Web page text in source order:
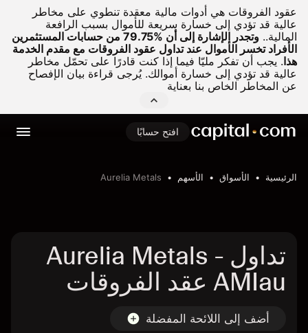
عقود الفروقات هي أدوات مالية معقدة تنطوي على مخاطر
عالية قد تؤدي إلى خسارة سريعة للأموال بسبب الرافعة
المالية..
وتجدر الإشارة إلى أن %79.75 من حسابات المستثمرين
الأفراد تخسر الأموال عند تداول عقود الفروقات مع مقدم الخدمة
هذا. يجب أن تفكر مليّا فيما إذا كنت قادرًا على تحمّل مخاطر
عالية قد تؤدي إلى خسارة أموالك. يُرجى قراءة بيان الإفصاح
عن المخاطر الخاص بنا بعناية
افتح حسابًا
الرئيسية الأسواق الأسهم Aurelia Metals
تداول Aurelia Metals -
AMIau عقد الفروقات
أضف إلى اللائحة المفضلة